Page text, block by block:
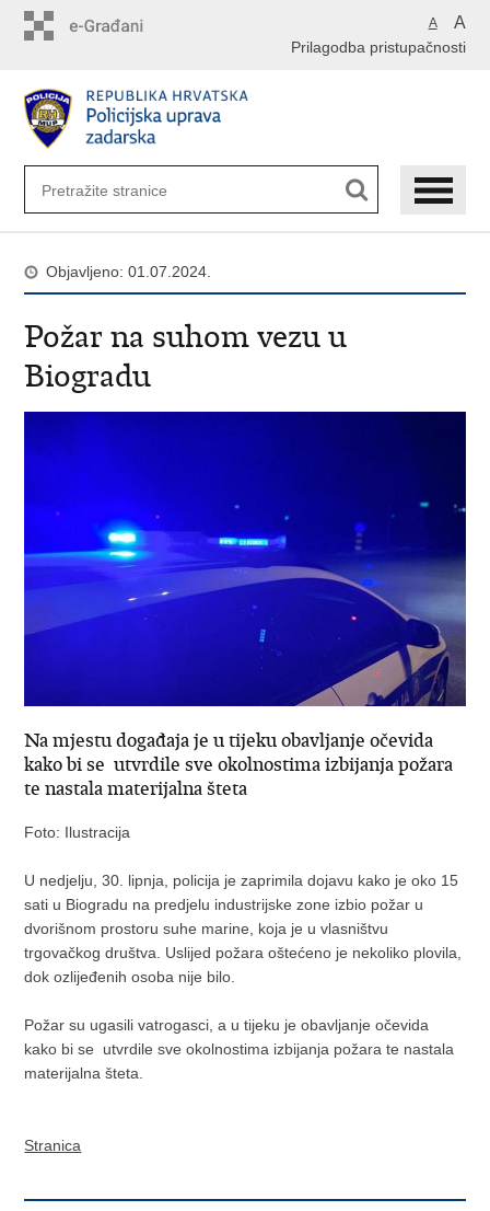
A A
Prilagodba pristupačnosti
Objavljeno: 01.07.2024.
Požar na suhom vezu u
Biogradu
Na mjestu događaja je u tijeku obavljanje očevida
kako bi se utvrdile sve okolnostima izbijanja požara
te nastala materijalna šteta
Foto: Ilustracija
U nedjelju, 30. lipnja, policija je zaprimila dojavu kako je oko 15
sati u Biogradu na predjelu industrijske zone izbio požar u
dvorišnom prostoru suhe marine, koja je u vlasništvu
trgovačkog društva. Uslijed požara oštećeno je nekoliko plovila,
dok ozlijeđenih osoba nije bilo.
Požar su ugasili vatrogasci, a u tijeku je obavljanje očevida
kako bi se utvrdile sve okolnostima izbijanja požara te nastala
materijalna šteta.
Stranica